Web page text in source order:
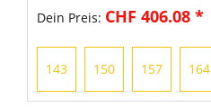
Dein Preis: CHF 406.08 *
143 150 157 164